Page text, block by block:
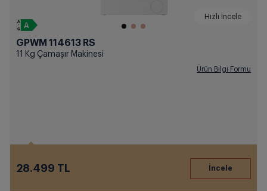
Hızlı İncele
GPWM 114613 RS
11 Kg Çamaşır Makinesi
Ürün Bilgi Formu
28.499 TL